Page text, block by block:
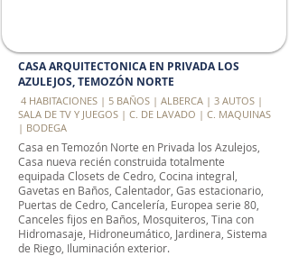
CASA ARQUITECTONICA EN PRIVADA LOS
AZULEJOS, TEMOZÓN NORTE
​ 4 HABITACIONES | 5 BAÑOS | ALBERCA | 3 AUTOS |
SALA DE TV Y JUEGOS | C. DE LAVADO | C. MAQUINAS
| BODEGA
Casa en Temozón Norte en Privada los Azulejos,
Casa nueva recién construida totalmente
equipada Closets de Cedro, Cocina integral,
Gavetas en Baños, Calentador, Gas estacionario,
Puertas de Cedro, Cancelería, Europea serie 80,
Canceles fijos en Baños, Mosquiteros, Tina con
Hidromasaje, Hidroneumático, Jardinera, Sistema
de Riego, Iluminación exterior.